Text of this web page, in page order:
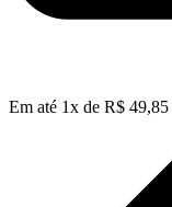
Em até 1x de R$ 49,85